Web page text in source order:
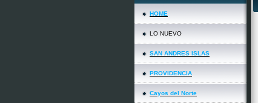
HOME
LO NUEVO
SAN ANDRES ISLAS
PROVIDENCIA
Cayos del Norte